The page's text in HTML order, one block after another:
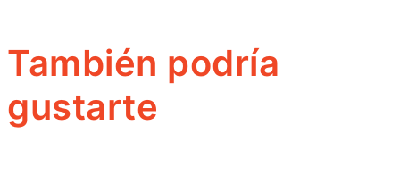
También podría
gustarte